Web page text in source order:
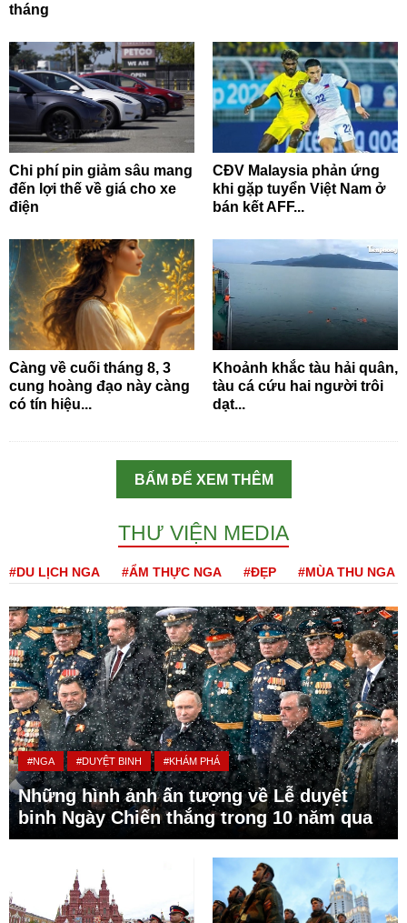
tháng
Chi phí pin giảm sâu mang
đến lợi thế về giá cho xe
điện
CĐV Malaysia phản ứng
khi gặp tuyển Việt Nam ở
bán kết AFF...
Càng về cuối tháng 8, 3
cung hoàng đạo này càng
có tín hiệu...
Khoảnh khắc tàu hải quân,
tàu cá cứu hai người trôi
dạt...
BẤM ĐỂ XEM THÊM
THƯ VIỆN MEDIA
#DU LỊCH NGA #ẨM THỰC NGA #ĐẸP #MÙA THU NGA
#NGA #DUYỆT BINH #KHÁM PHÁ
Những hình ảnh ấn tượng về Lễ duyệt
binh Ngày Chiến thắng trong 10 năm qua